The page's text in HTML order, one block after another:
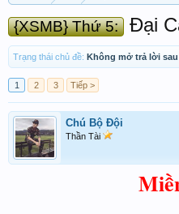
{XSMB} Thứ 5: Đại
Trạng thái chủ đề: Không mở trả lời sau
1 2 3 Tiếp >
Chú Bộ Đội
Thần Tài